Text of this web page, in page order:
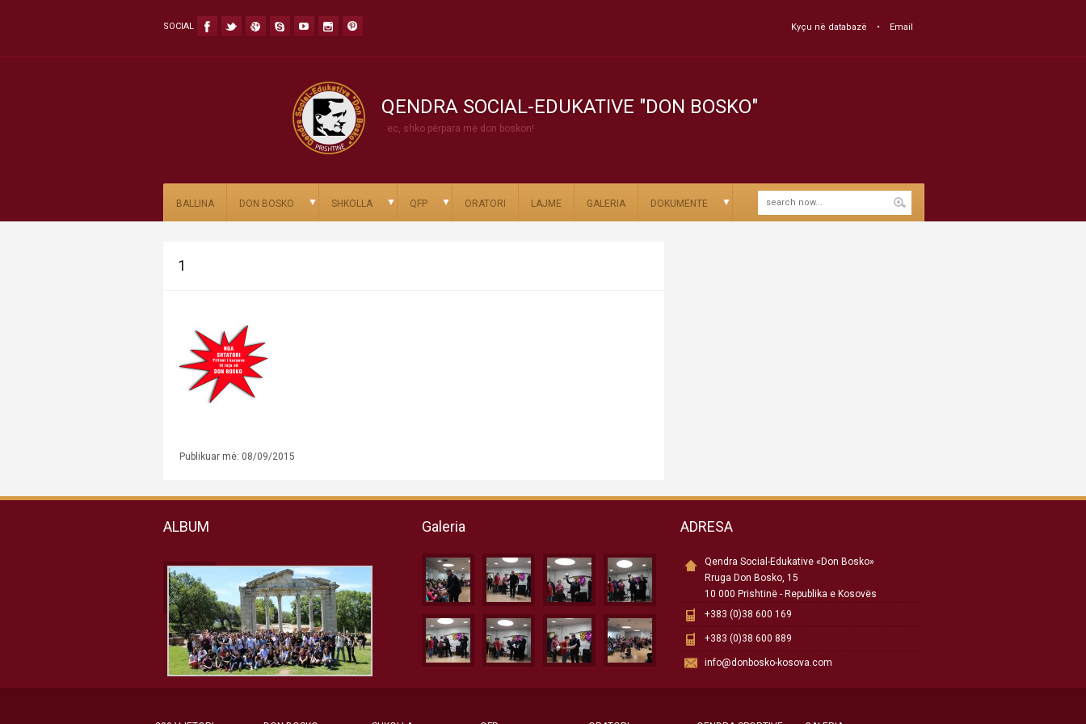
SOCIAL Kyçu në databazë Email
QENDRA SOCIAL-EDUKATIVE "DON BOSKO"
ec, shko përpara me don boskon!
BALLINA DON BOSKO ▼ SHKOLLA ▼ QFP ▼ ORATORI LAJME GALERIA DOKUMENTE ▼
1
Publikuar më: 08/09/2015
ALBUM Galeria ADRESA
Qendra Social-Edukative «Don Bosko»
Rruga Don Bosko, 15
10 000 Prishtinë - Republika e Kosovës
+383 (0)38 600 169
+383 (0)38 600 889
info@donbosko-kosova.com